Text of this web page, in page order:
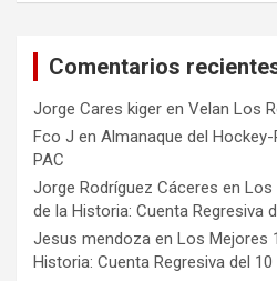
Comentarios
Jorge Cares kiger en Velan Los
Fco J en Almanaque del
PAC
Jorge Rodríguez Cáceres en Los
de la Historia: Cuenta Regresiva
Jesus mendoza en Los Mejores
Historia: Cuenta Regresiva del 10